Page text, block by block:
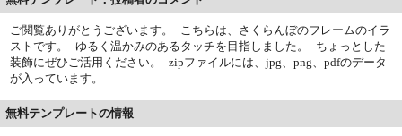
ご閲覧ありがとうございます。 こちらは、さくらんぼのフレームのイラ
ストです。 ゆるく温かみのあるタッチを目指しました。 ちょっとした
装飾にぜひご活用ください。 zipファイルには、jpg、png、pdfのデータ
が入っています。
無料テンプレートの情報